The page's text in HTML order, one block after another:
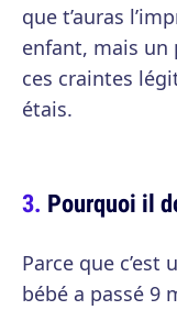
que t’auras
enfant, mais un
ces craintes
étais.
Pourquoi il
Parce que
bébé a passé 9